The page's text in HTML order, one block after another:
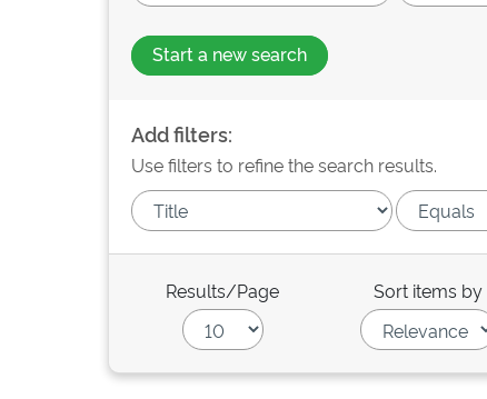
Start a new search
Add filters:
Use filters to refine the search results.
Results/Page Sort items by